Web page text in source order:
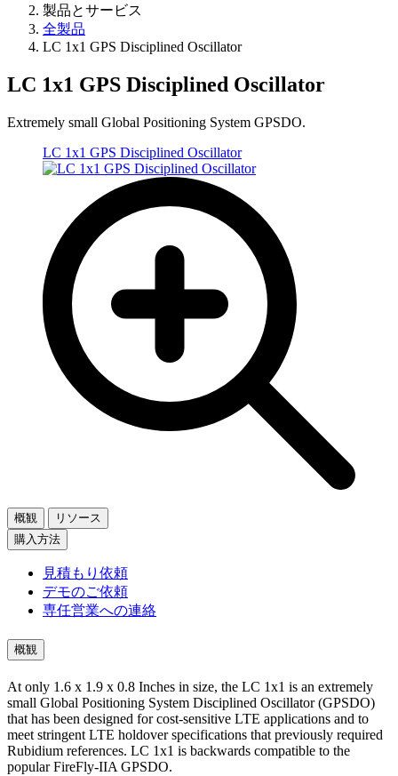
製品とサービス
全製品
LC 1x1 GPS Disciplined Oscillator
LC 1x1 GPS Disciplined Oscillator
Extremely small Global Positioning System GPSDO.
LC 1x1 GPS Disciplined Oscillator
概観
リソース
購入方法
見積もり依頼
デモのご依頼
専任営業への連絡
概観
At only 1.6 x 1.9 x 0.8 Inches in size, the LC 1x1 is an extremely
small Global Positioning System Disciplined Oscillator (GPSDO)
that has been designed for cost-sensitive LTE applications and to
meet stringent LTE holdover specifications that previously required
Rubidium references. LC 1x1 is backwards compatible to the
popular FireFly-IIA GPSDO.